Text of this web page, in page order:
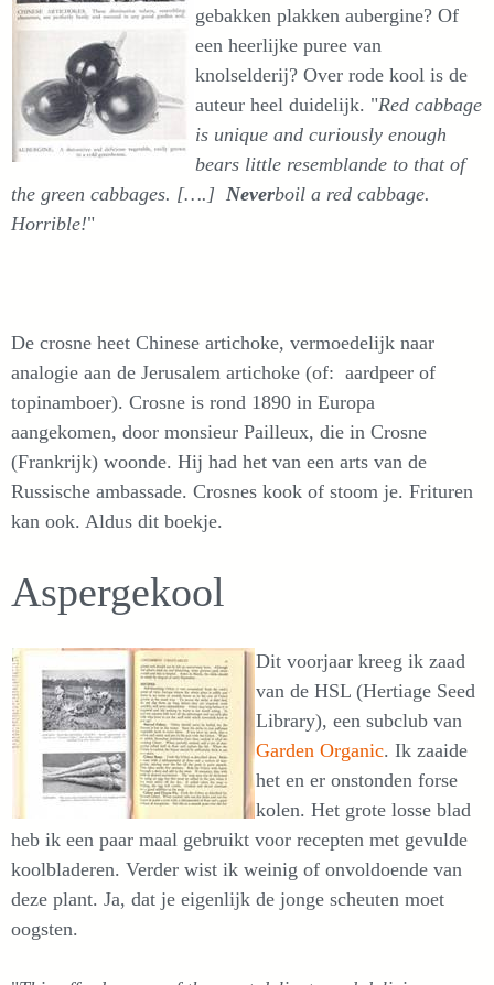
gebakken plakken aubergine? Of
een heerlijke puree van
knolselderij? Over rode kool is de
auteur heel duidelijk. "Red cabbage
is unique and curiously enough
bears little resemblande to that of
the green cabbages. [….] Neverboil a red cabbage.
Horrible!"
De crosne heet Chinese artichoke, vermoedelijk naar
analogie aan de Jerusalem artichoke (of: aardpeer of
topinamboer). Crosne is rond 1890 in Europa
aangekomen, door monsieur Pailleux, die in Crosne
(Frankrijk) woonde. Hij had het van een arts van de
Russische ambassade. Crosnes kook of stoom je. Frituren
kan ook. Aldus dit boekje.
Aspergekool
Dit voorjaar kreeg ik zaad
van de HSL (Hertiage Seed
Library), een subclub van
Garden Organic. Ik zaaide
het en er onstonden forse
kolen. Het grote losse blad
heb ik een paar maal gebruikt voor recepten met gevulde
koolbladeren. Verder wist ik weinig of onvoldoende van
deze plant. Ja, dat je eigenlijk de jonge scheuten moet
oogsten.